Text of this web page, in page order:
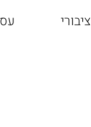
ציבורי